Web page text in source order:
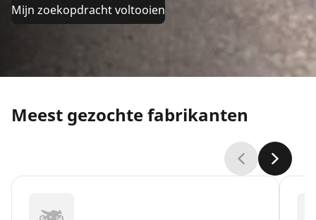
Mijn zoekopdracht voltooien
Meest gezochte fabrikanten